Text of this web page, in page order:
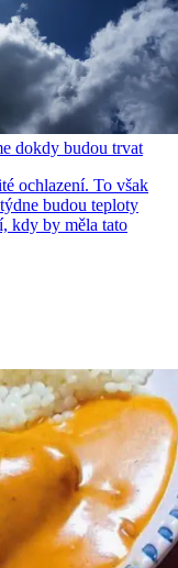
dokdy budou trvat
ochlazení. To však
budou teploty
kdy by měla tato